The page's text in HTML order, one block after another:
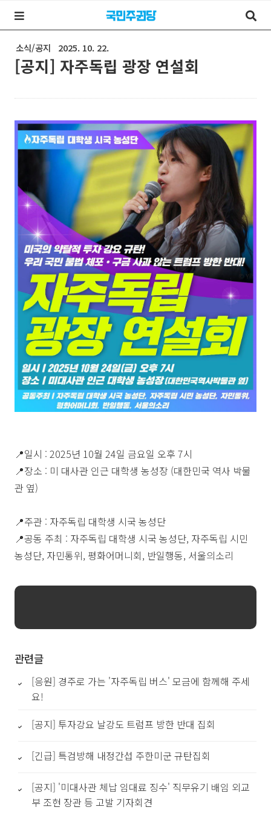
소식/공지 2025. 10. 22.
[공지] 자주독립 광장 연설회
📍일시 : 2025년 10월 24일 금요일 오후 7시
📍장소 : 미 대사관 인근 대학생 농성장 (대한민국 역사 박물
관 옆)
📍주관 : 자주독립 대학생 시국 농성단
📍공동 주최 : 자주독립 대학생 시국 농성단, 자주독립 시민
농성단, 자민통위, 평화어머니회, 반일행동, 서울의소리
관련글
[응원] 경주로 가는 '자주독립 버스' 모금에 함께해 주세
요!
[공지] 투자강요 날강도 트럼프 방한 반대 집회
[긴급] 특검방해 내정간섭 주한미군 규탄집회
[공지] '미대사관 체납 임대료 징수' 직무유기 배임 외교
부 조현 장관 등 고발 기자회견